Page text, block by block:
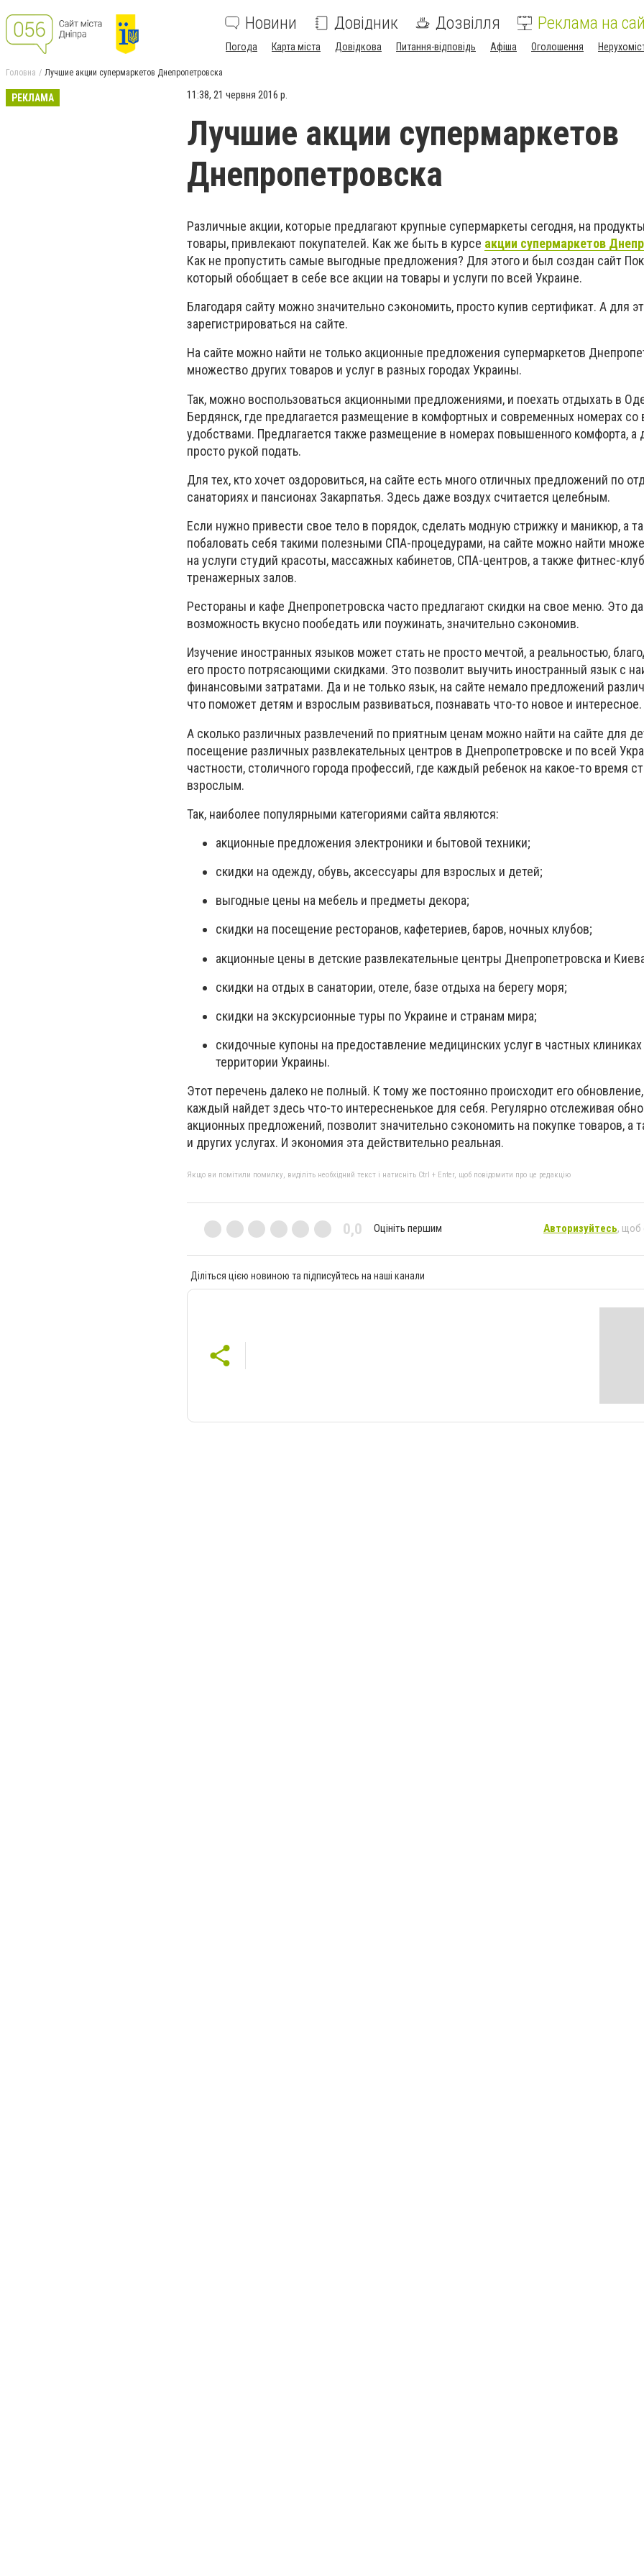
Новини Довідник Дозвілля Реклама на
Погода Карта міста Довідкова Питання-відповідь Афіша Оголошення
Головна Лучшие акции супермаркетов Днепропетровска
РЕКЛАМА 11:38, 21 червня 2016 р.
Лучшие акции супермаркетов
Днепропетровска
Различные акции, которые предлагают крупные супермаркеты сегодня, на
товары, привлекают покупателей. Как же быть в курсе акции супермаркетов
Как не пропустить самые выгодные предложения? Для этого и был создан сайт
который обобщает в себе все акции на товары и услуги по всей Украине.
Благодаря сайту можно значительно сэкономить, просто купив сертификат. А для
зарегистрироваться на сайте.
На сайте можно найти не только акционные предложения супермаркетов
множество других товаров и услуг в разных городах Украины.
Так, можно воспользоваться акционными предложениями, и поехать отдыхать в
Бердянск, где предлагается размещение в комфортных и современных номерах со
удобствами. Предлагается также размещение в номерах повышенного комфорта, а
просто рукой подать.
Для тех, кто хочет оздоровиться, на сайте есть много отличных предложений по
санаториях и пансионах Закарпатья. Здесь даже воздух считается целебным.
Если нужно привести свое тело в порядок, сделать модную стрижку и маникюр, а
побаловать себя такими полезными СПА-процедурами, на сайте можно найти
на услуги студий красоты, массажных кабинетов, СПА-центров, а также фитнес-
тренажерных залов.
Рестораны и кафе Днепропетровска часто предлагают скидки на свое меню. Это
возможность вкусно пообедать или поужинать, значительно сэкономив.
Изучение иностранных языков может стать не просто мечтой, а реальностью,
его просто потрясающими скидками. Это позволит выучить иностранный язык с
финансовыми затратами. Да и не только язык, на сайте немало предложений
что поможет детям и взрослым развиваться, познавать что-то новое и интересное.
А сколько различных развлечений по приятным ценам можно найти на сайте для
посещение различных развлекательных центров в Днепропетровске и по всей
частности, столичного города профессий, где каждый ребенок на какое-то время
взрослым.
Так, наиболее популярными категориями сайта являются:
акционные предложения электроники и бытовой техники;
скидки на одежду, обувь, аксессуары для взрослых и детей;
выгодные цены на мебель и предметы декора;
скидки на посещение ресторанов, кафетериев, баров, ночных клубов;
акционные цены в детские развлекательные центры Днепропетровска и
скидки на отдых в санатории, отеле, базе отдыха на берегу моря;
скидки на экскурсионные туры по Украине и странам мира;
скидочные купоны на предоставление медицинских услуг в частных
территории Украины.
Этот перечень далеко не полный. К тому же постоянно происходит его
каждый найдет здесь что-то интересненькое для себя. Регулярно отслеживая
акционных предложений, позволит значительно сэкономить на покупке товаров, а
и других услугах. И экономия эта действительно реальная.
Якщо ви помітили помилку, виділіть необхідний текст і натисніть Ctrl + Enter, щоб повідомити про це редакцію
0,0 Оцініть першим Авторизуйтесь, щоб
Діліться цією новиною та підписуйтесь на наші канали